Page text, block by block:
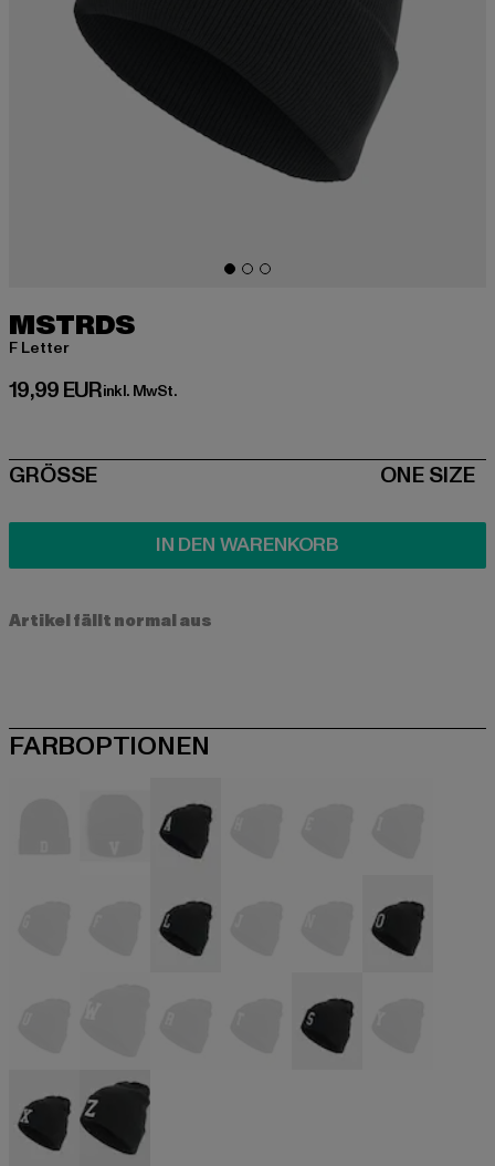
MSTRDS
F Letter
19,99 EUR
Derzeitiger Preis: 19,99 EUR
inkl. MwSt.
SIZE
GRÖSSE ONE SIZE
IN DEN WARENKORB
Artikel fällt normal aus
FARBOPTIONEN
schwarzschwarz